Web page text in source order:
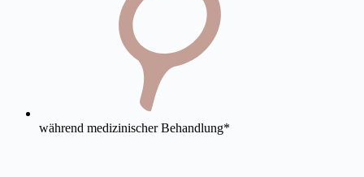
während medizinischer Behandlung*